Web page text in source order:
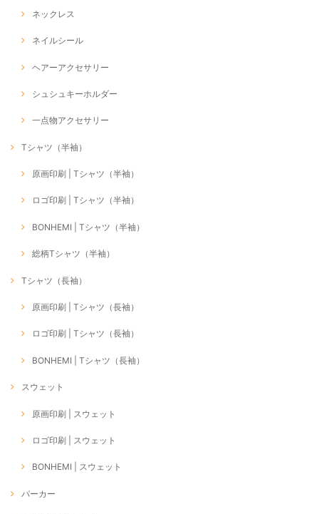
ネックレス
ネイルシール
ヘアーアクセサリー
シュシュキーホルダー
一点物アクセサリー
Tシャツ（半袖）
原画印刷 | Tシャツ（半袖）
ロゴ印刷 | Tシャツ（半袖）
BONHEMI | Tシャツ（半袖）
総柄Tシャツ（半袖）
Tシャツ（長袖）
原画印刷 | Tシャツ（長袖）
ロゴ印刷 | Tシャツ（長袖）
BONHEMI | Tシャツ（長袖）
スウェット
原画印刷 | スウェット
ロゴ印刷 | スウェット
BONHEMI | スウェット
パーカー